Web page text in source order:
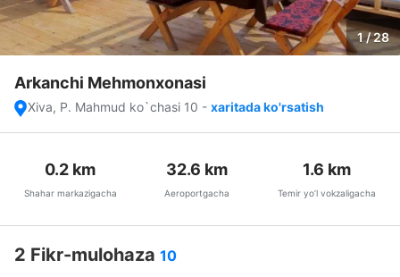
1 / 28
Arkanchi Mehmonxonasi
Хiva, P. Mahmud ko`chasi 10 - xaritada ko'rsatish
0.2 km
Shahar markazigacha
32.6 km
Aeroportgacha
1.6 km
Temir yo’l vokzaligacha
2 Fikr-mulohaza 10